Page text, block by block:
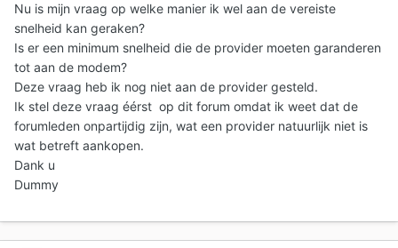
Nu is mijn vraag op welke manier ik wel aan de vereiste
snelheid kan geraken?
Is er een minimum snelheid die de provider moeten garanderen
tot aan de modem?
Deze vraag heb ik nog niet aan de provider gesteld.
Ik stel deze vraag éérst op dit forum omdat ik weet dat de
forumleden onpartijdig zijn, wat een provider natuurlijk niet is
wat betreft aankopen.
Dank u
Dummy